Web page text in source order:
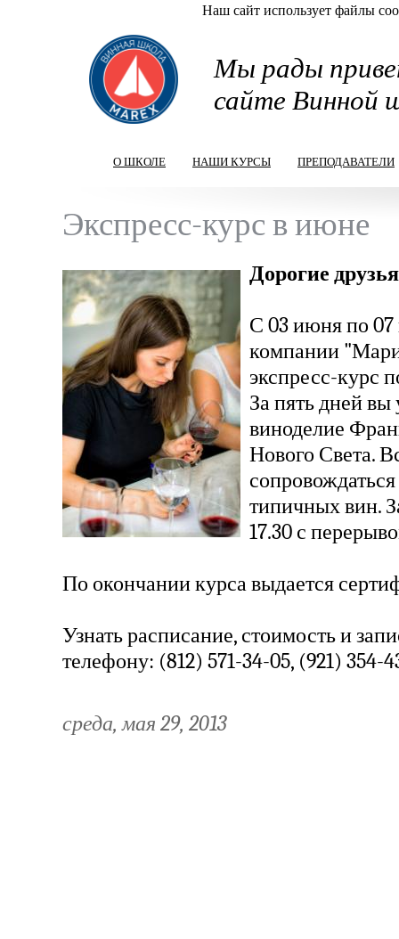
Наш сайт использует файлы
Мы рады
сайте Винной
О ШКОЛЕ НАШИ КУРСЫ ПРЕПОДАВАТЕЛИ
Экспресс-курс в июне
Дорогие
С 03 июня по
компании
экспресс-курс
За пять дней вы
виноделие
Нового Света.
типичных вин.
17.30 с
По окончании курса выдается
Узнать расписание, стоимость и
телефону: (812) 571-34-05, (921) 354-
среда, мая 29, 2013